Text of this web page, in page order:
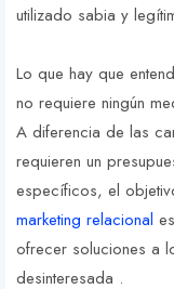
utilizado sabia y
Lo que hay que
no requiere ningún
A diferencia de las
requieren un
específicos, el
marketing relacional
ofrecer soluciones a
desinteresada .